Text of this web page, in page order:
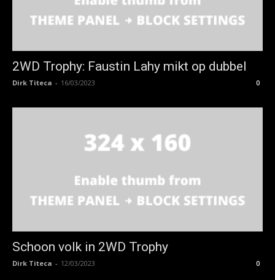
2WD Trophy: Faustin Lahy mikt op dubbel
Dirk Titeca - 16/03/2023 0
Schoon volk in 2WD Trophy
Dirk Titeca - 12/03/2023 0